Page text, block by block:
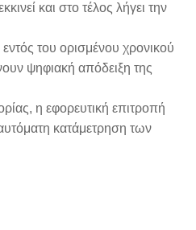
και στο τέλος λήγει την
του ορισμένου χρονικού
ψηφιακή απόδειξη της
η εφορευτική επιτροπή
αυτόματη κατάμετρηση των